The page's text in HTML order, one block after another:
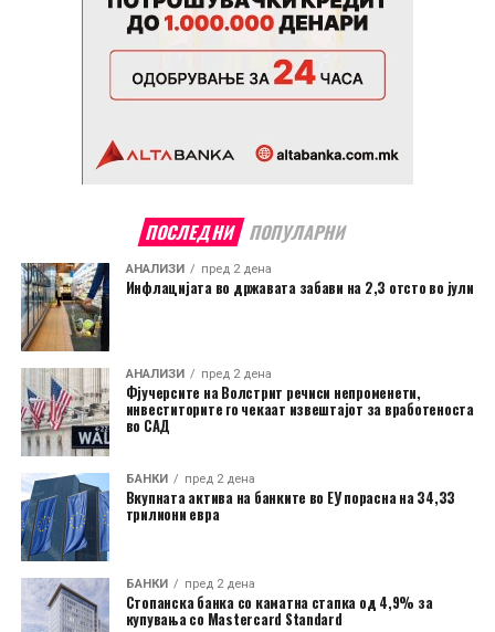
ПОСЛЕДНИ ПОПУЛАРНИ
АНАЛИЗИ пред 2 дена
Инфлацијата во државата забави на 2,3 отсто во јули
АНАЛИЗИ пред 2 дена
Фјучерсите на Волстрит речиси непроменети,
инвеститорите го чекаат извештајот за вработеноста
во САД
БАНКИ пред 2 дена
Вкупната актива на банките во ЕУ порасна на 34,33
трилиони евра
БАНКИ пред 2 дена
Стопанска банка со каматна стапка од 4,9% за
купувања со Mastercard Standard